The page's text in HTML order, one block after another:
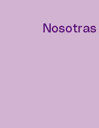
Nosotras